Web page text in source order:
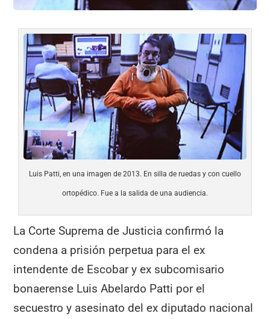
Luis Patti, en una imagen de 2013. En silla de ruedas y con cuello
ortopédico. Fue a la salida de una audiencia.
La Corte Suprema de Justicia confirmó la
condena a prisión perpetua para el ex
intendente de Escobar y ex subcomisario
bonaerense Luis Abelardo Patti por el
secuestro y asesinato del ex diputado nacional